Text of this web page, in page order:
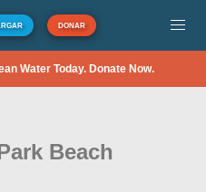
DONAR
Water Today. Donate Now.
Beach